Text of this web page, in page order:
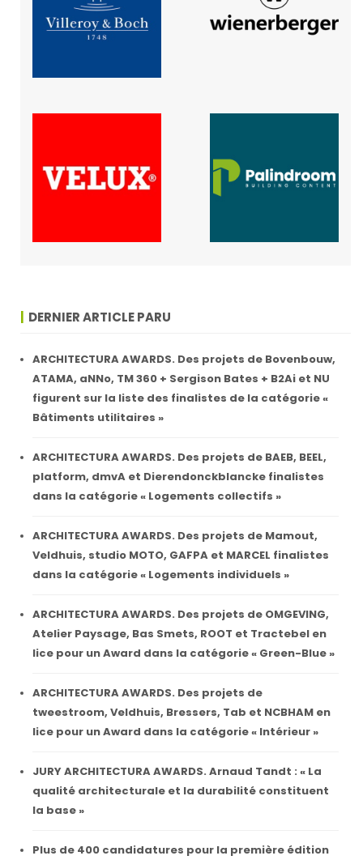
DERNIER ARTICLE PARU
ARCHITECTURA AWARDS. Des projets de Bovenbouw,
ATAMA, aNNo, TM 360 + Sergison Bates + B2Ai et NU
figurent sur la liste des finalistes de la catégorie «
Bâtiments utilitaires »
ARCHITECTURA AWARDS. Des projets de BAEB, BEEL,
platform, dmvA et Dierendonckblancke finalistes
dans la catégorie « Logements collectifs »
ARCHITECTURA AWARDS. Des projets de Mamout,
Veldhuis, studio MOTO, GAFPA et MARCEL finalistes
dans la catégorie « Logements individuels »
ARCHITECTURA AWARDS. Des projets de OMGEVING,
Atelier Paysage, Bas Smets, ROOT et Tractebel en
lice pour un Award dans la catégorie « Green-Blue »
ARCHITECTURA AWARDS. Des projets de
tweestroom, Veldhuis, Bressers, Tab et NCBHAM en
lice pour un Award dans la catégorie « Intérieur »
JURY ARCHITECTURA AWARDS. Arnaud Tandt : « La
qualité architecturale et la durabilité constituent
la base »
Plus de 400 candidatures pour la première édition